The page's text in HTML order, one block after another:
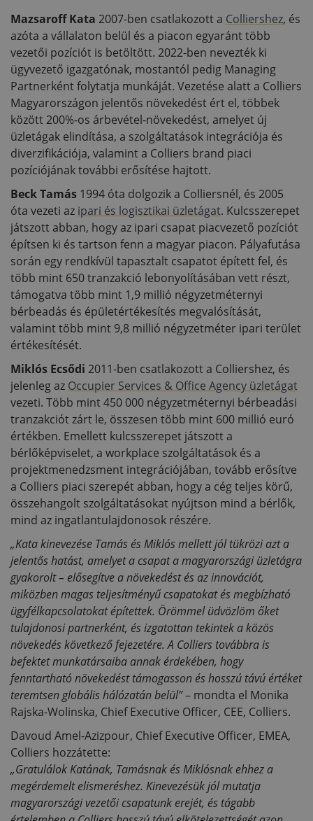
Mazsaroff Kata 2007-ben csatlakozott a Colliershez, és
azóta a vállalaton belül és a piacon egyaránt több
vezetői pozíciót is betöltött. 2022-ben nevezték ki
ügyvezető igazgatónak, mostantól pedig Managing
Partnerként folytatja munkáját. Vezetése alatt a Colliers
Magyarországon jelentős növekedést ért el, többek
között 200%-os árbevétel-növekedést, amelyet új
üzletágak elindítása, a szolgáltatások integrációja és
diverzifikációja, valamint a Colliers brand piaci
pozíciójának további erősítése hajtott.
Beck Tamás 1994 óta dolgozik a Colliersnél, és 2005
óta vezeti az ipari és logisztikai üzletágat. Kulcsszerepet
játszott abban, hogy az ipari csapat piacvezető pozíciót
építsen ki és tartson fenn a magyar piacon. Pályafutása
során egy rendkívül tapasztalt csapatot épített fel, és
több mint 650 tranzakció lebonyolításában vett részt,
támogatva több mint 1,9 millió négyzetméternyi
bérbeadás és épületértékesítés megvalósítását,
valamint több mint 9,8 millió négyzetméter ipari terület
értékesítését.
Miklós Ecsődi 2011-ben csatlakozott a Colliershez, és
jelenleg az Occupier Services & Office Agency üzletágat
vezeti. Több mint 450 000 négyzetméternyi bérbeadási
tranzakciót zárt le, összesen több mint 600 millió euró
értékben. Emellett kulcsszerepet játszott a
bérlőképviselet, a workplace szolgáltatások és a
projektmenedzsment integrációjában, tovább erősítve
a Colliers piaci szerepét abban, hogy a cég teljes körű,
összehangolt szolgáltatásokat nyújtson mind a bérlők,
mind az ingatlantulajdonosok részére.
„Kata kinevezése Tamás és Miklós mellett jól tükrözi azt a
jelentős hatást, amelyet a csapat a magyarországi üzletágra
gyakorolt – elősegítve a növekedést és az innovációt,
miközben magas teljesítményű csapatokat és megbízható
ügyfélkapcsolatokat építettek. Örömmel üdvözlöm őket
tulajdonosi partnerként, és izgatottan tekintek a közös
növekedés következő fejezetére. A Colliers továbbra is
befektet munkatársaiba annak érdekében, hogy
fenntartható növekedést támogasson és hosszú távú értéket
teremtsen globális hálózatán belül”– mondta el Monika
Rajska-Wolinska, Chief Executive Officer, CEE, Colliers.
Davoud Amel-Azizpour, Chief Executive Officer, EMEA,
Colliers hozzátette:
„Gratulálok Katának, Tamásnak és Miklósnak ehhez a
megérdemelt elismeréshez. Kinevezésük jól mutatja
magyarországi vezetői csapatunk erejét, és tágabb